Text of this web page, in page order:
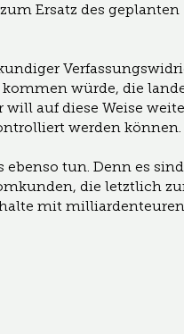
Ersatz des geplanten
kommen würde, die
auf diese Weise
werden können.
tun. Denn es
die letztlich
mit